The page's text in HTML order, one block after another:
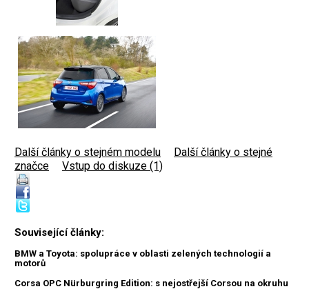
Další články o stejném modelu
Další články o stejné
značce
Vstup do diskuze (1)
Související články:
BMW a Toyota: spolupráce v oblasti zelených technologií a
motorů
Corsa OPC Nürburgring Edition: s nejostřejší Corsou na okruhu